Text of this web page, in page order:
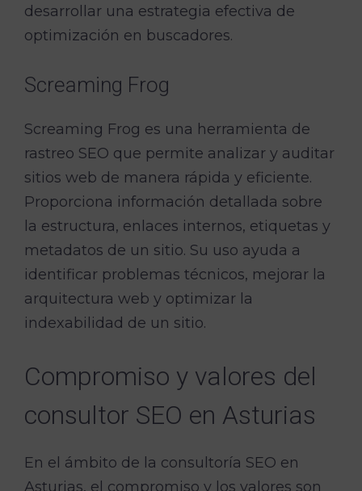
desarrollar una estrategia efectiva de
optimización en buscadores.
Screaming Frog
Screaming Frog es una herramienta de
rastreo SEO que permite analizar y auditar
sitios web de manera rápida y eficiente.
Proporciona información detallada sobre
la estructura, enlaces internos, etiquetas y
metadatos de un sitio. Su uso ayuda a
identificar problemas técnicos, mejorar la
arquitectura web y optimizar la
indexabilidad de un sitio.
Compromiso y valores del
consultor SEO en Asturias
En el ámbito de la consultoría SEO en
Asturias, el compromiso y los valores son